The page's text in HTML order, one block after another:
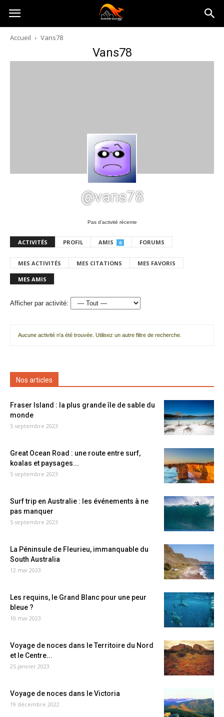
Australia-
australie.com
Accueil Vans78
Vans78
@vans78
Pas d’activité récente
ACTIVITÉS PROFIL AMIS 0 FORUMS
MES ACTIVITÉS MES CITATIONS MES FAVORIS
MES AMIS
Afficher par activité:
Aucune activité n'a été trouvée. Utilisez un autre filtre de recherche.
Nos articles
Fraser Island : la plus grande île de sable du
monde
5 septembre 2023
Great Ocean Road : une route entre surf,
koalas et paysages...
5 septembre 2023
Surf trip en Australie : les événements à ne
pas manquer
5 septembre 2023
La Péninsule de Fleurieu, immanquable du
South Australia
12 mai 2023
Les requins, le Grand Blanc pour une peur
bleue ?
10 mai 2023
Voyage de noces dans le Territoire du Nord
et le Centre...
25 janvier 2023
Voyage de noces dans le Victoria
19 décembre 2022